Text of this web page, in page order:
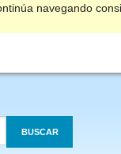
navegando
BUSCAR